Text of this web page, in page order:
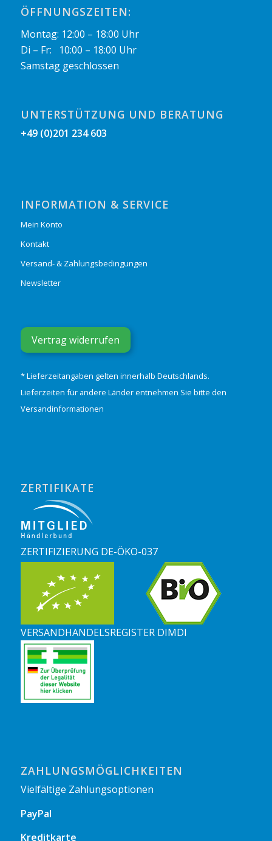
ÖFFNUNGSZEITEN:
Montag: 12:00 – 18:00 Uhr
Di – Fr: 10:00 – 18:00 Uhr
Samstag geschlossen
UNTERSTÜTZUNG UND BERATUNG
+49 (0)201 234 603
INFORMATION & SERVICE
Mein Konto
Kontakt
Versand- & Zahlungsbedingungen
Newsletter
Vertrag widerrufen
* Lieferzeitangaben gelten innerhalb Deutschlands.
Lieferzeiten für andere Länder entnehmen Sie bitte den
Versandinformationen
ZERTIFIKATE
ZERTIFIZIERUNG DE-ÖKO-037
VERSANDHANDELSREGISTER DIMDI
ZAHLUNGSMÖGLICHKEITEN
Vielfältige Zahlungsoptionen
PayPal
Kreditkarte